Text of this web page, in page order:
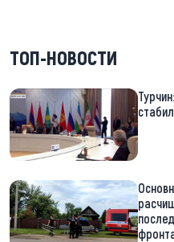
ТОП-НОВОСТИ